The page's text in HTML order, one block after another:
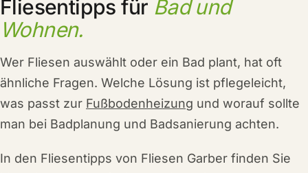
Fliesentipps für Bad und
Wohnen.
Wer Fliesen auswählt oder ein Bad plant, hat oft
ähnliche Fragen. Welche Lösung ist pflegeleicht,
was passt zur Fußbodenheizung und worauf sollte
man bei Badplanung und Badsanierung achten.
In den Fliesentipps von Fliesen Garber finden Sie